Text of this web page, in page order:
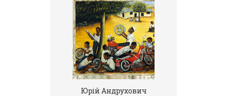
Юрій Андрухович